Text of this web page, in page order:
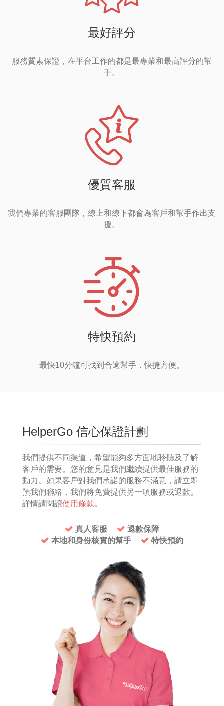
最好評分
服務質素保證，在平台工作的都是最專業和最高評分的幫
手。
優質客服
我們專業的客服團隊，線上和線下都會為客戶和幫手作出支
援。
特快預約
最快10分鐘可找到合適幫手，快捷方便。
HelperGo 信心保證計劃
我們提供不同渠道，希望能夠多方面地聆聽及了解
客戶的需要。您的意見是我們繼續提供最佳服務的
動力。如果客戶對我們承諾的服務不滿意，請立即
預我們聯絡，我們將免費提供另一項服務或退款。
詳情請閱讀使用條款。
真人客服
退款保障
本地和身份核實的幫手
特快預約